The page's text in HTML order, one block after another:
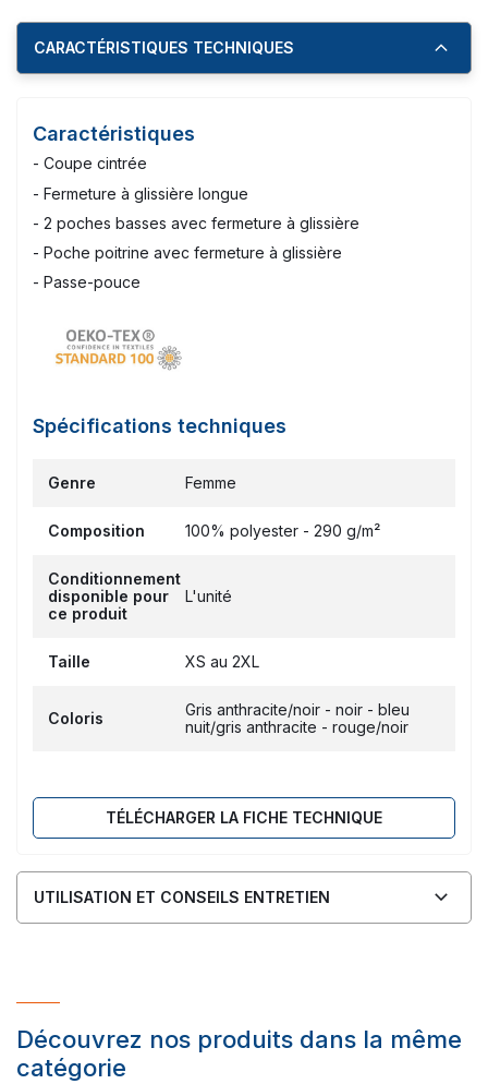
CARACTÉRISTIQUES TECHNIQUES
Caractéristiques
- Coupe cintrée
- Fermeture à glissière longue
- 2 poches basses avec fermeture à glissière
- Poche poitrine avec fermeture à glissière
- Passe-pouce
Spécifications techniques
Genre Femme
Composition 100% polyester - 290 g/m²
Conditionnement
disponible pour
ce produit
L'unité
Taille XS au 2XL
Coloris
Gris anthracite/noir - noir - bleu
nuit/gris anthracite - rouge/noir
TÉLÉCHARGER LA FICHE TECHNIQUE
UTILISATION ET CONSEILS ENTRETIEN
Découvrez nos produits dans la même
catégorie